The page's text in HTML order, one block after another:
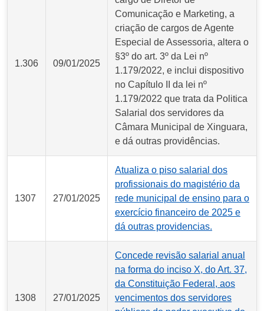
1.306 09/01/2025
Comunicação e Marketing, a
criação de cargos de Agente
Especial de Assessoria, altera o
§3º do art. 3º da Lei nº
1.179/2022, e inclui dispositivo
no Capítulo II da lei nº
1.179/2022 que trata da Politica
Salarial dos servidores da
Câmara Municipal de Xinguara,
e dá outras providências.
1307 27/01/2025
Atualiza o piso salarial dos
profissionais do magistério da
rede municipal de ensino para o
exercício financeiro de 2025 e
dá outras providencias.
1308 27/01/2025
Concede revisão salarial anual
na forma do inciso X, do Art. 37,
da Constituição Federal, aos
vencimentos dos servidores